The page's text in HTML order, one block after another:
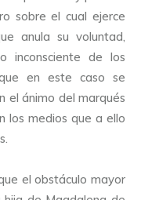
sobre el cual ejerce
anula su voluntad,
inconsciente de los
en este caso se
el ánimo del marqués
los medios que a ello
el obstáculo mayor